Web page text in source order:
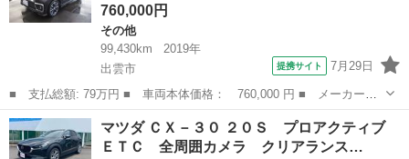
760,000円
その他
99,430km
2019年
出雲市
提携サイト 7月29日
■ 支払総額: 79万円 ■ 車両本体価格： 760,000 円 ■ メーカー
名： マツダ ■ 車種名： フレアワゴン ■ グレード名： ハイブ
リッドＸＳ ☆ナビ 地デジ バックカメラ 両側電動スライドド
ア ＬＥＤヘッドラ...
島根 出雲市 その他
マツダ ＣＸ－３０ ２０Ｓ プロアクティブ
ＥＴＣ 全周囲カメラ クリアランス…